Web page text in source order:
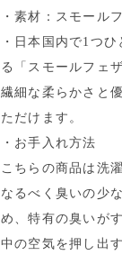
・素材：スモール
・日本国内で1つ
る「スモールフェ
繊細な柔らかさと
ただけます。
・お手入れ方法
こちらの商品は洗
なるべく臭いの少
め、特有の臭いが
中の空気を押し出